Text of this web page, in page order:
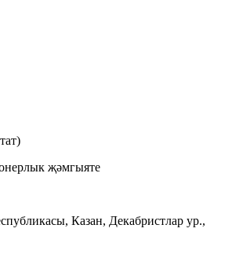
җәмгыяте
Казан, Декабристлар ур.,